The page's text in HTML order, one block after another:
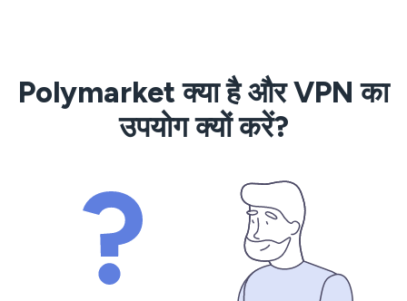
Polymarket क्या है और VPN का
उपयोग क्यों करें?